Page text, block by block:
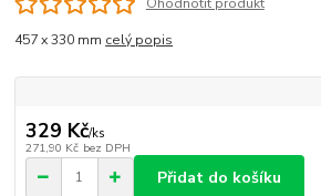
457 x 330 mm celý popis
329 Kč/ks
271,90 Kč bez DPH
Přidat do košíku